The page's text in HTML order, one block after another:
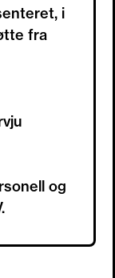
i
fra
og